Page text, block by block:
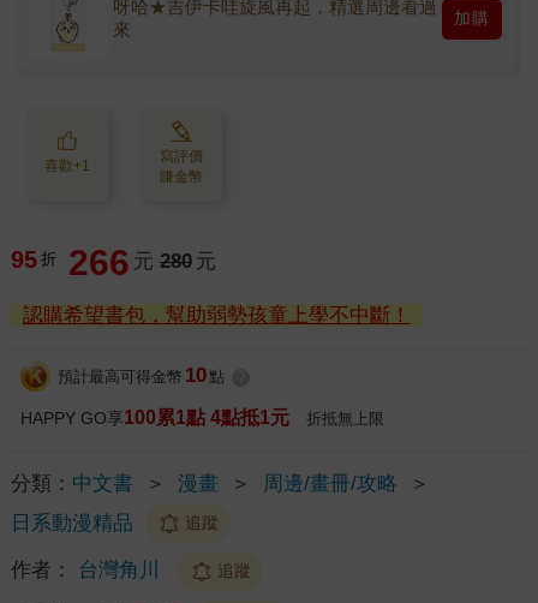
呀哈★吉伊卡哇旋風再起，精選周邊看過
來
加購
喜歡+1
寫評價
賺金幣
95 折 266 元 280 元
認購希望書包，幫助弱勢孩童上學不中斷！
預計最高可得金幣 10 點
HAPPY GO享100累1點 4點抵1元 折抵無上限
分類： 中文書 ＞ 漫畫 ＞ 周邊/畫冊/攻略
＞
日系動漫精品
追蹤
作者： 台灣角川 追蹤